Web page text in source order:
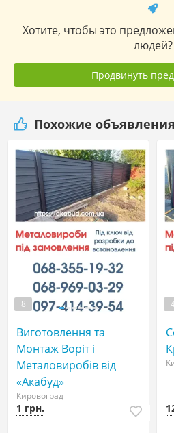
Хотите, чтобы это
людей?
Продвинуть
Похожие объявления
8
Виготовлення та
Монтаж Воріт і
Металовиробів від
«Акабуд»
Кировоград
1 грн.